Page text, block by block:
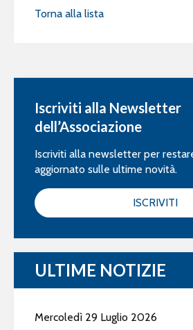
Torna alla lista
Iscriviti alla Newsletter
dell’Associazione
Iscriviti alla newsletter per
aggiornato sulle ultime novità.
ISCRIVITI
ULTIME NOTIZIE
Mercoledì 29 Luglio 2026